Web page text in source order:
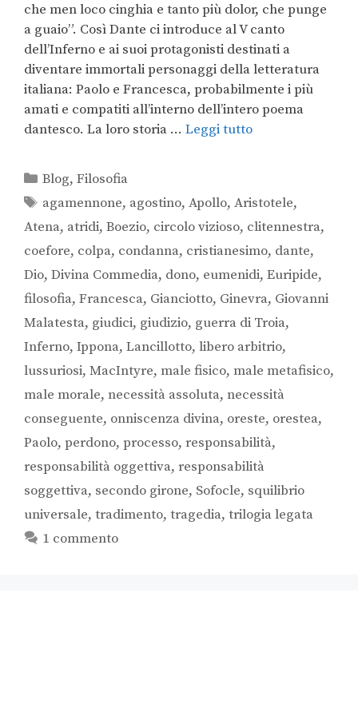
che men loco cinghia e tanto più dolor, che punge
a guaio”. Così Dante ci introduce al V canto
dell’Inferno e ai suoi protagonisti destinati a
diventare immortali personaggi della letteratura
italiana: Paolo e Francesca, probabilmente i più
amati e compatiti all’interno dell’intero poema
dantesco. La loro storia … Leggi tutto
Blog,Filosofia
agamennone, agostino,Apollo,Aristotele,
Atena, atridi, Boezio, circolo vizioso, clitennestra,
coefore, colpa, condanna, cristianesimo, dante,
Dio, Divina Commedia, dono, eumenidi, Euripide,
filosofia, Francesca, Gianciotto, Ginevra, Giovanni
Malatesta, giudici, giudizio, guerra di Troia,
Inferno, Ippona, Lancillotto, libero arbitrio,
lussuriosi, MacIntyre, male fisico, male metafisico,
male morale, necessità assoluta, necessità
conseguente, onniscenza divina, oreste, orestea,
Paolo, perdono, processo, responsabilità,
responsabilità oggettiva, responsabilità
soggettiva, secondo girone, Sofocle, squilibrio
universale, tradimento, tragedia, trilogia legata
1 commento